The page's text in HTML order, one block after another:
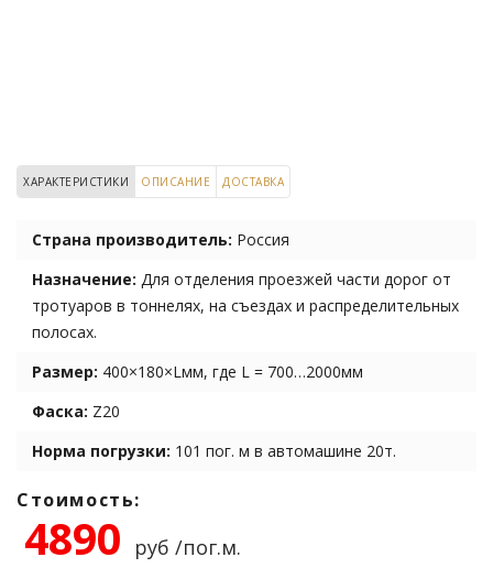
ХАРАКТЕРИСТИКИ ОПИСАНИЕ ДОСТАВКА
Страна производитель: Россия
Назначение: Для отделения проезжей части дорог от
тротуаров в тоннелях, на съездах и распределительных
полосах.
Размер: 400×180×Lмм, где L = 700…2000мм
Фаска: Z20
Норма погрузки: 101 пог. м в автомашине 20т.
Стоимость:
4890 руб /пог.м.